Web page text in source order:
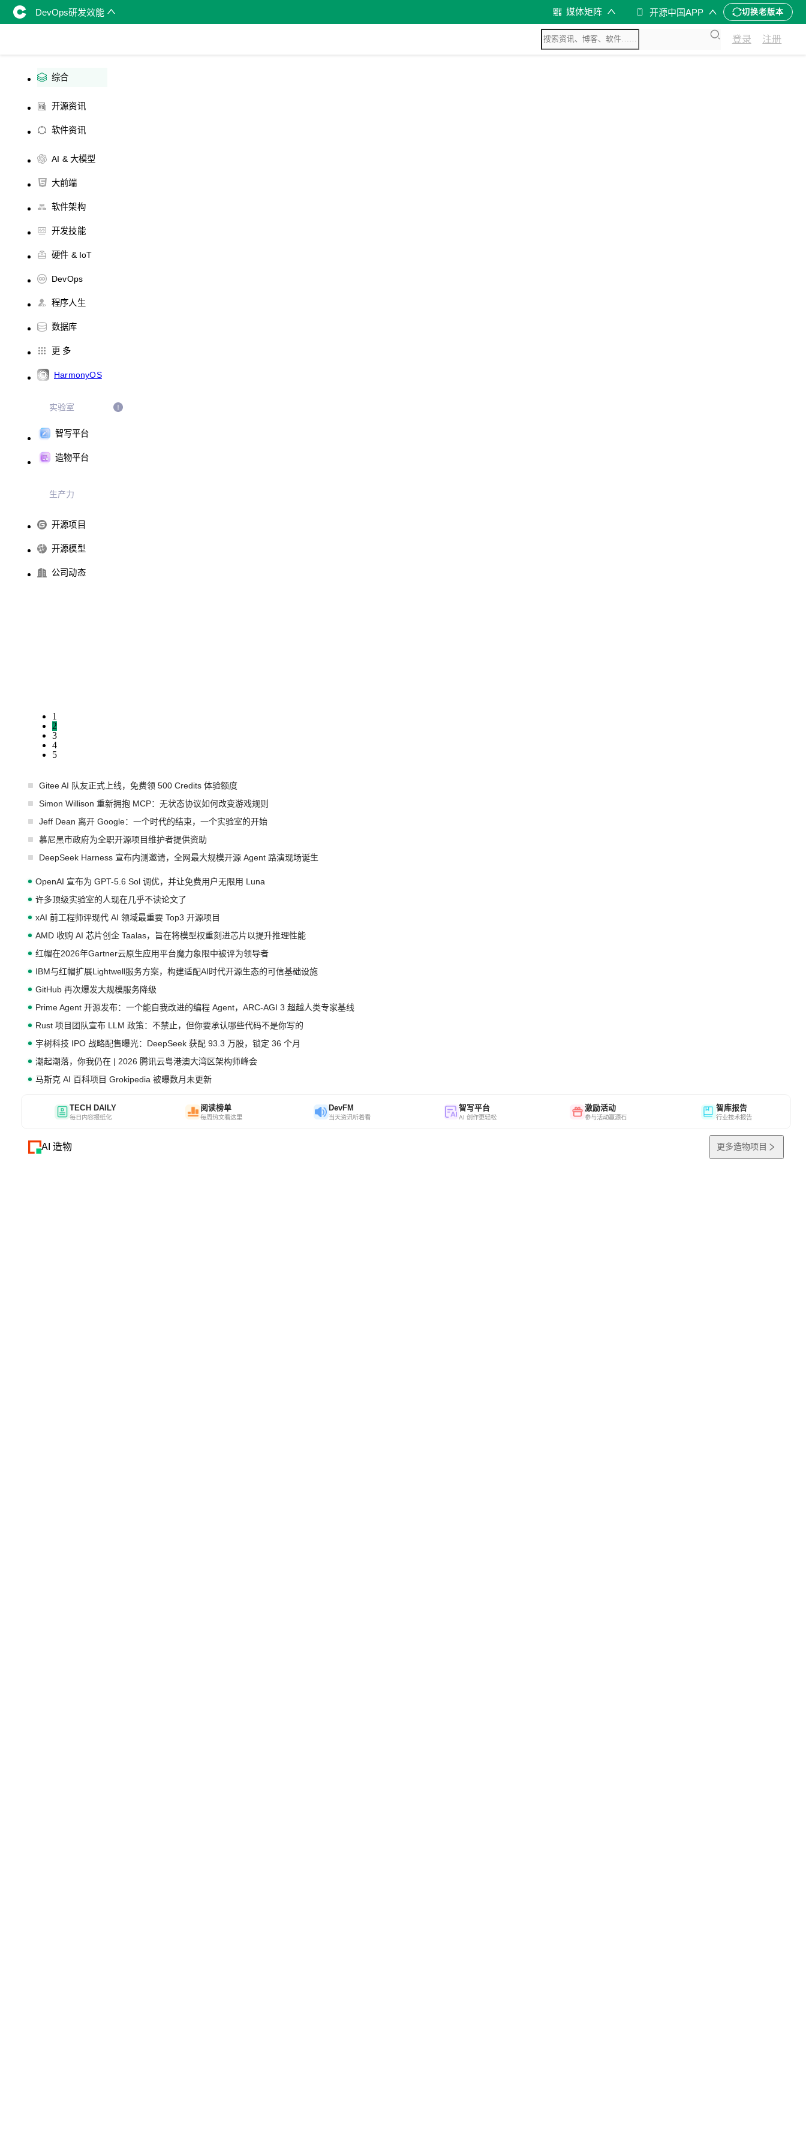
DevOps研发效能 媒体矩阵 开源中国APP 切换老版本
登录 注册
综合
开源资讯
软件资讯
AI & 大模型
大前端
软件架构
开发技能
硬件 & IoT
DevOps
程序人生
数据库
更 多
HarmonyOS
实验室
智写平台
造物平台
生产力
开源项目
开源模型
公司动态
1
2
3
4
5
Gitee AI 队友正式上线，免费领 500 Credits 体验额度
Simon Willison 重新拥抱 MCP：无状态协议如何改变游戏规则
Jeff Dean 离开 Google：一个时代的结束，一个实验室的开始
慕尼黑市政府为全职开源项目维护者提供资助
DeepSeek Harness 宣布内测邀请，全网最大规模开源 Agent 路演现场诞生
OpenAI 宣布为 GPT-5.6 Sol 调优，并让免费用户无限用 Luna
许多顶级实验室的人现在几乎不读论文了
xAI 前工程师评现代 AI 领域最重要 Top3 开源项目
AMD 收购 AI 芯片创企 Taalas，旨在将模型权重刻进芯片以提升推理性能
红帽在2026年Gartner云原生应用平台魔力象限中被评为领导者
IBM与红帽扩展Lightwell服务方案，构建适配AI时代开源生态的可信基础设施
GitHub 再次爆发大规模服务降级
Prime Agent 开源发布：一个能自我改进的编程 Agent，ARC-AGI 3 超越人类专家基线
Rust 项目团队宣布 LLM 政策：不禁止，但你要承认哪些代码不是你写的
宇树科技 IPO 战略配售曝光：DeepSeek 获配 93.3 万股，锁定 36 个月
潮起潮落，你我仍在 | 2026 腾讯云粤港澳大湾区架构师峰会
马斯克 AI 百科项目 Grokipedia 被曝数月未更新
TECH DAILY
每日内容报纸化
阅读榜单
每周热文看这里
DevFM
当天资讯听着看
智写平台
AI 创作更轻松
激励活动
参与活动赢源石
智库报告
行业技术报告
AI 造物 更多造物项目